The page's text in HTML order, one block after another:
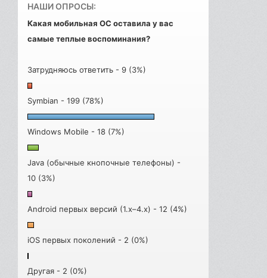
НАШИ ОПРОСЫ:
Какая мобильная ОС оставила у вас
самые теплые воспоминания?
Затрудняюсь ответить - 9 (3%)
Symbian - 199 (78%)
Windows Mobile - 18 (7%)
Java (обычные кнопочные телефоны) -
10 (3%)
Android первых версий (1.x–4.x) - 12 (4%)
iOS первых поколений - 2 (0%)
Другая - 2 (0%)